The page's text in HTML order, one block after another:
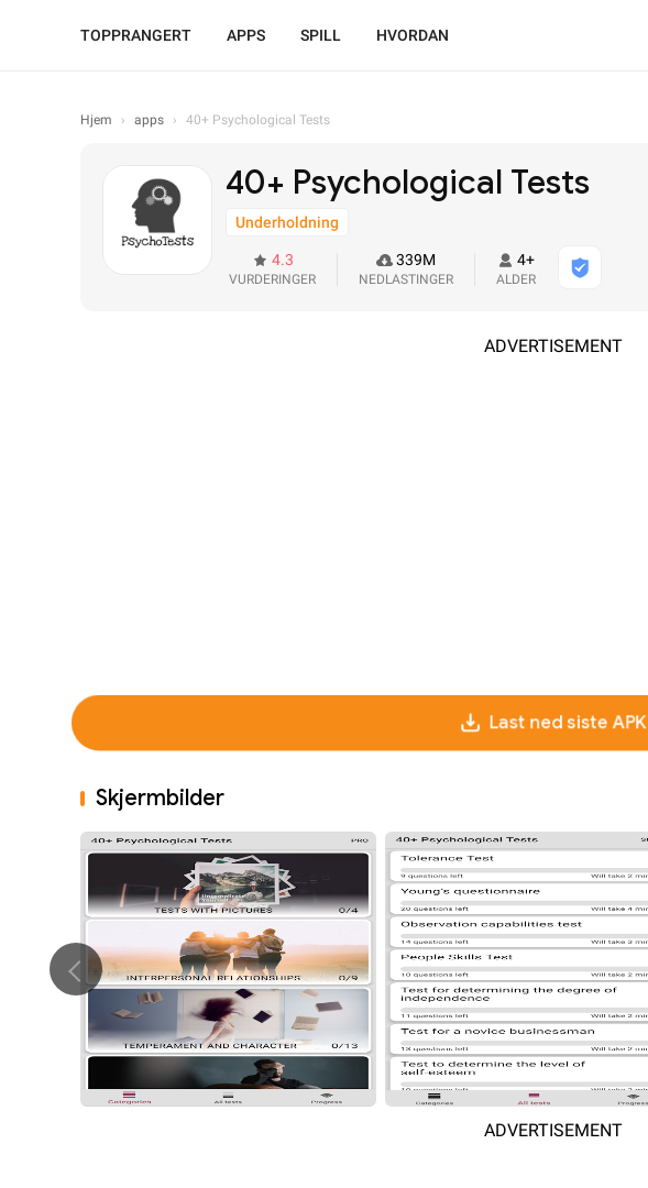
TOPPRANGERT APPS SPILL HVORDAN
Hjem › apps › 40+ Psychological Tests
40+ Psychological Tests
Underholdning
4.3
VURDERINGER
339M
NEDLASTINGER
4+
ALDER
ADVERTISEMENT
Last ned siste APK
Skjermbilder
ADVERTISEMENT